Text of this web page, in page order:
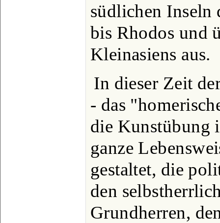
südlichen Inseln
bis Rhodos und
Kleinasiens aus.
In dieser Zeit
- das
die Kunstübung
ganze
gestaltet, die
den
Grundherren,